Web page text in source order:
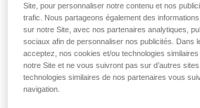
Site, pour personnaliser notre contenu et nos
trafic. Nous partageons également des
sur notre Site, avec nos partenaires analytiques,
sociaux afin de personnaliser nos publicités. Dans
acceptez, nos cookies et/ou technologies
notre Site et ne vous suivront pas sur d’autres
technologies similaires de nos partenaires vous
navigation.